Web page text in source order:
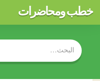
خطب ومحاضرات